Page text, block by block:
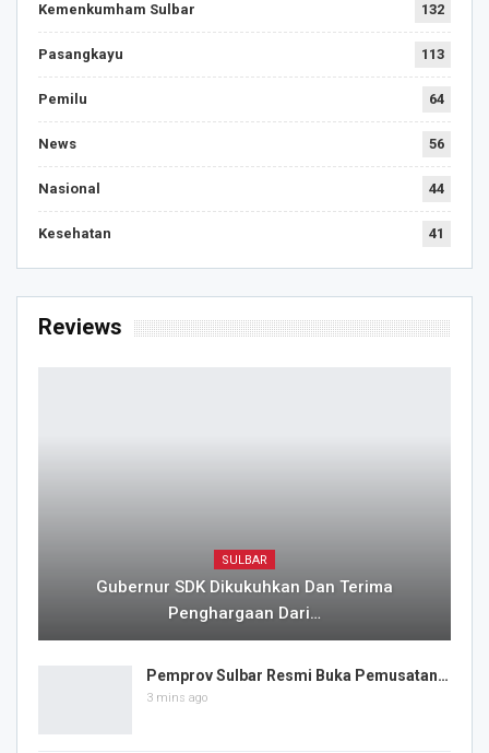
Kemenkumham Sulbar 132
Pasangkayu 113
Pemilu 64
News 56
Nasional 44
Kesehatan 41
Reviews
SULBAR
Gubernur SDK Dikukuhkan Dan Terima
Penghargaan Dari…
Pemprov Sulbar Resmi Buka Pemusatan…
3 mins ago